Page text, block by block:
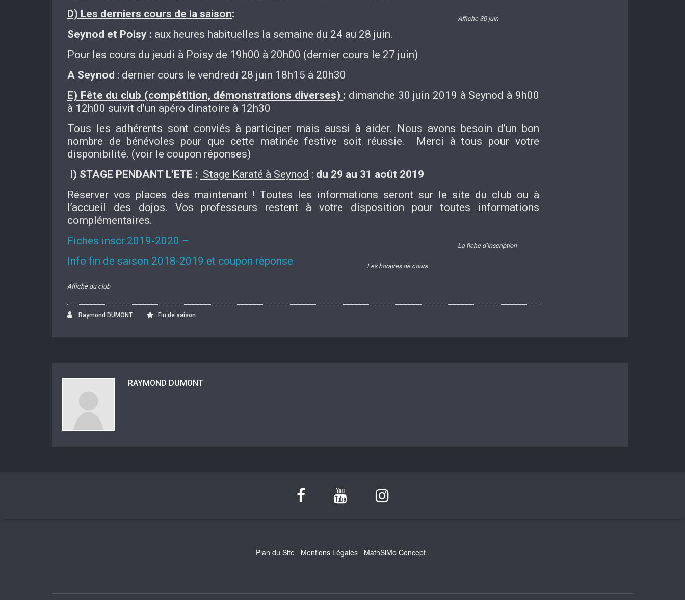
Affiche 30 juin
D) Les derniers cours de la saison:
Seynod et Poisy : aux heures habituelles la semaine du 24 au 28 juin.
Pour les cours du jeudi à Poisy de 19h00 à 20h00 (dernier cours le 27 juin)
A Seynod : dernier cours le vendredi 28 juin 18h15 à 20h30
E) Fête du club (compétition, démonstrations diverses) : dimanche 30 juin 2019 à Seynod à 9h00
à 12h00 suivit d’un apéro dinatoire à 12h30
Tous les adhérents sont conviés à participer mais aussi à aider. Nous avons besoin d’un bon
nombre de bénévoles pour que cette matinée festive soit réussie. Merci à tous pour votre
disponibilité. (voir le coupon réponses)
I) STAGE PENDANT L’ETE : Stage Karaté à Seynod : du 29 au 31 août 2019
Réserver vos places dès maintenant ! Toutes les informations seront sur le site du club ou à
l’accueil des dojos. Vos professeurs restent à votre disposition pour toutes informations
complémentaires.
La fiche d’inscription
Fiches inscr.2019-2020 –
Les horaires de cours
Info fin de saison 2018-2019 et coupon réponse
Affiche du club
Raymond DUMONT Fin de saison
RAYMOND DUMONT
Plan du Site Mentions Légales MathSiMo Concept